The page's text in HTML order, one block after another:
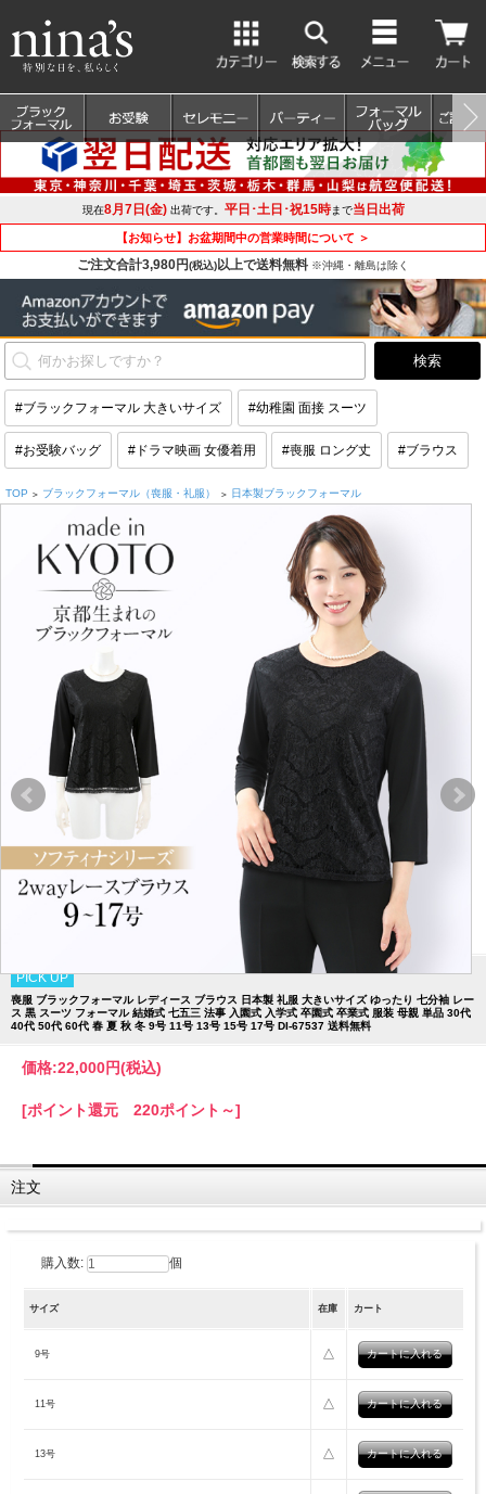
現在8月7日(金)出荷です。 平日･土日･祝15時まで当日出荷
【お知らせ】お盆期間中の営業時間について ＞
ご注文合計3,980円(税込)以上で送料無料 ※沖縄・離島は除く
#ブラックフォーマル 大きいサイズ #幼稚園 面接 スーツ
#お受験バッグ #ドラマ映画 女優着用 #喪服 ロング丈 #ブラウス
TOP > ブラックフォーマル（喪服・礼服） > 日本製ブラックフォーマル
PICK UP
喪服 ブラックフォーマル レディース ブラウス 日本製 礼服 大きいサイズ ゆったり 七分袖 レー
ス 黒 スーツ フォーマル 結婚式 七五三 法事 入園式 入学式 卒園式 卒業式 服装 母親 単品 30代
40代 50代 60代 春 夏 秋 冬 9号 11号 13号 15号 17号 DI-67537 送料無料
価格:22,000円(税込)
[ポイント還元 220ポイント～]
注文
購入数: 個
サイズ 在庫 カート
9号 △
11号 △
13号 △